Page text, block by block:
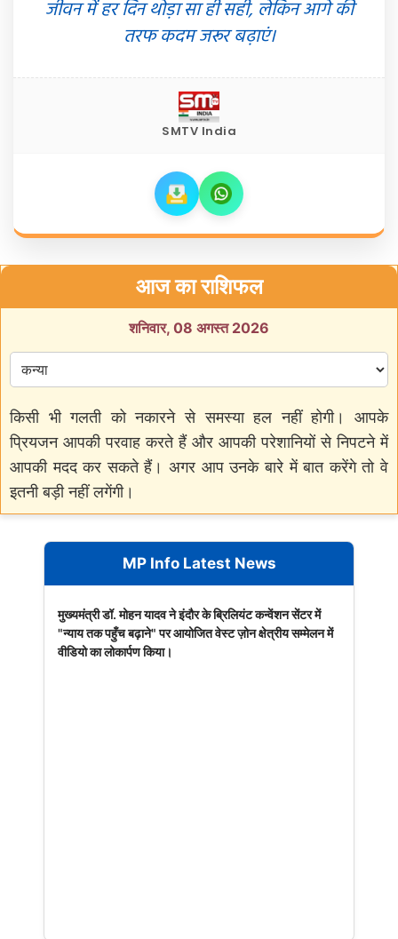
जीवन में हर दिन थोड़ा सा ही सही, लेकिन आगे की
तरफ कदम जरूर बढ़ाएं।
SMTV India
आज का राशिफल
शनिवार, 08 अगस्त 2026
किसी भी गलती को नकारने से समस्या हल नहीं होगी। आपके
प्रियजन आपकी परवाह करते हैं और आपकी परेशानियों से निपटने में
आपकी मदद कर सकते हैं। अगर आप उनके बारे में बात करेंगे तो वे
इतनी बड़ी नहीं लगेंगी।
MP Info Latest News
मुख्यमंत्री डॉ. मोहन यादव ने इंदौर के ब्रिलियंट कन्वेंशन सेंटर में
"न्याय तक पहुँच बढ़ाने" पर आयोजित वेस्ट ज़ोन क्षेत्रीय सम्मेलन में
वीडियो का लोकार्पण किया।